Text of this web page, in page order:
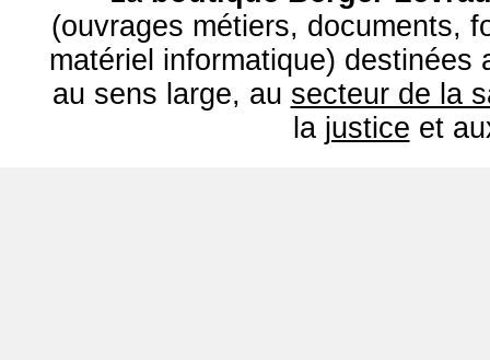
(ouvrages métiers, documents,
matériel informatique) destinées
au sens large, au secteur de la
la justice et